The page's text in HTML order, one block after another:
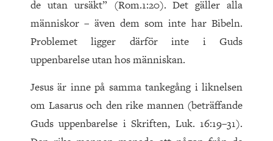
de utan ursäkt” (Rom.1:20). Det gäller alla
människor – även dem som inte har Bibeln.
Problemet ligger därför inte i Guds
uppenbarelse utan hos människan.
Jesus är inne på samma tankegång i liknelsen
om Lasarus och den rike mannen (beträffande
Guds uppenbarelse i Skriften, Luk. 16:19–31).